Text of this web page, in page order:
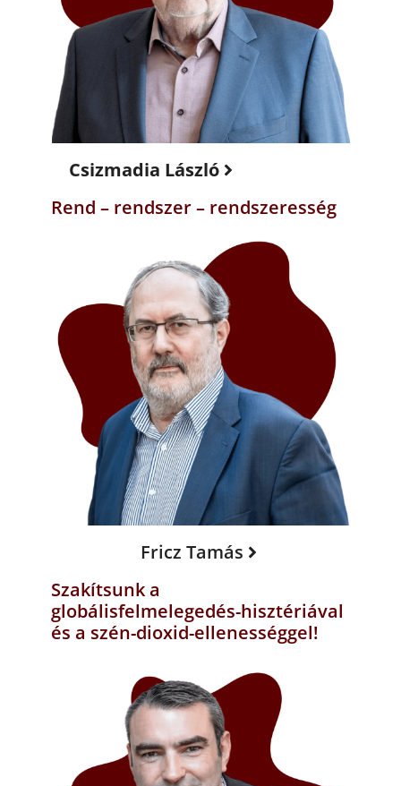
Csizmadia László
Rend – rendszer – rendszeresség
Fricz Tamás
Szakítsunk a
globálisfelmelegedés-hisztériával
és a szén-dioxid-ellenességgel!